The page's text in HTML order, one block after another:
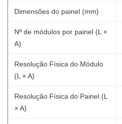
Dimensões do painel (mm)
Nº de módulos por painel (L ×
A)
Resolução Física do Módulo
(L × A)
Resolução Física do Painel (L
× A)